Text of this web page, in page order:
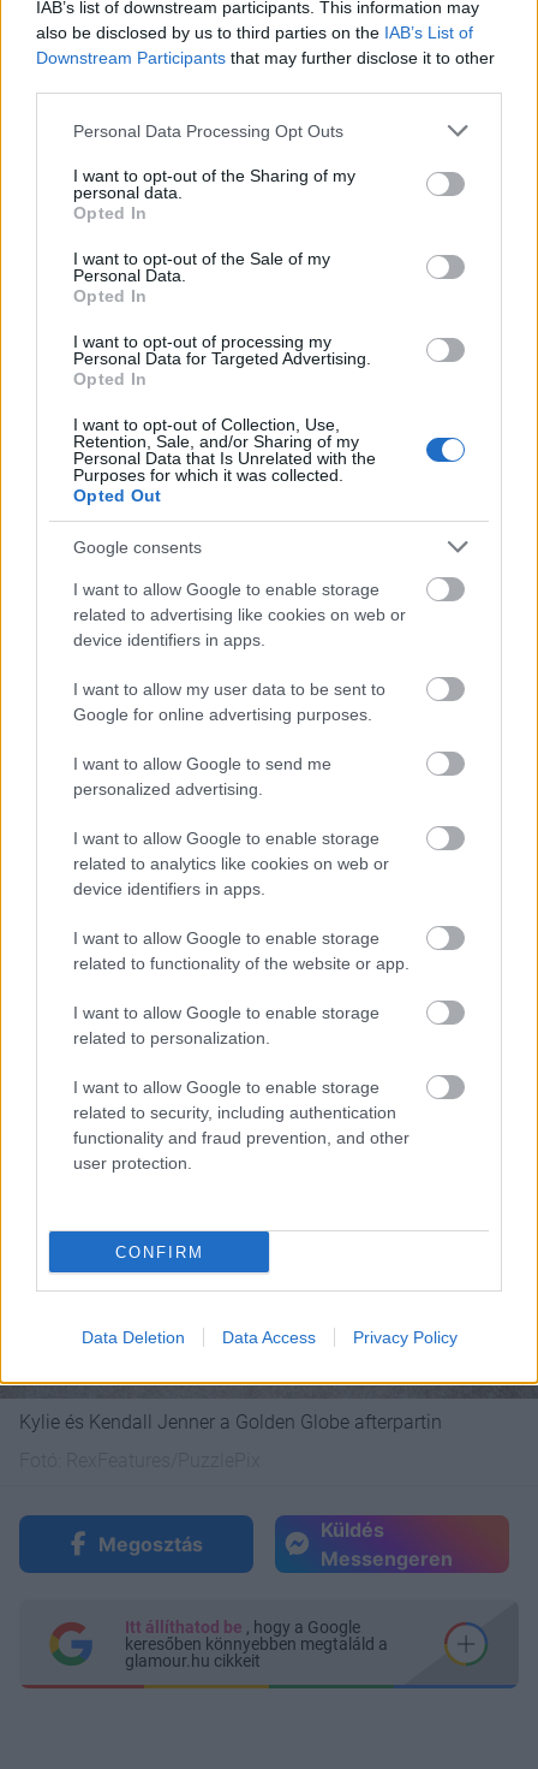
IAB’s list of downstream participants. This information may
also be disclosed by us to third parties on the IAB’s List of
Downstream Participants that may further disclose it to other
Please note that this website/app uses one or more Google
not limited to your visit or usage behaviour. You may click to
grant or deny consent to Google and its third-party tags to
use your data for below specified purposes in below Google
consent section.
Personal Data Processing Opt Outs
I want to opt-out of the Sharing of my
personal data.
Opted In
I want to opt-out of the Sale of my
Personal Data.
Opted In
I want to opt-out of processing my
Personal Data for Targeted Advertising.
Opted In
I want to opt-out of Collection, Use,
Retention, Sale, and/or Sharing of my
Personal Data that Is Unrelated with the
Purposes for which it was collected.
Opted Out
Google consents
I want to allow Google to enable storage
related to advertising like cookies on web or
device identifiers in apps.
I want to allow my user data to be sent to
Google for online advertising purposes.
I want to allow Google to send me
personalized advertising.
I want to allow Google to enable storage
related to analytics like cookies on web or
device identifiers in apps.
I want to allow Google to enable storage
related to functionality of the website or app.
I want to allow Google to enable storage
related to personalization.
I want to allow Google to enable storage
related to security, including authentication
functionality and fraud prevention, and other
user protection.
CONFIRM
Data Deletion Data Access Privacy Policy
Kylie Jenner a 2017-es Golden Globe partin
RexFeatures/PuzzlePix
Kylie és Kendall Jenner a Golden Globe afterpartin
Megosztás
Küldés
Messengeren
Itt állíthatod be , hogy a Google
keresőben könnyebben megtaláld a
glamour.hu cikkeit